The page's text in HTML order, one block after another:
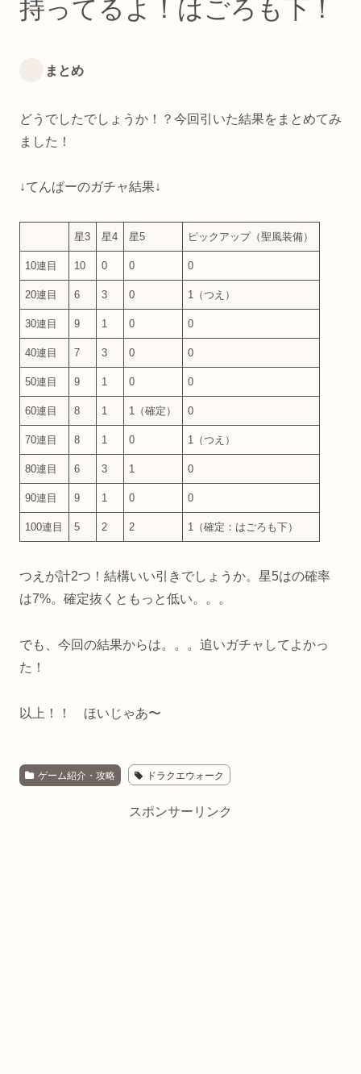
持ってるよ！はごろも下！
まとめ
どうでしたでしょうか！？今回引いた結果をまとめてみ
ました！
↓てんぱーのガチャ結果↓
星3 星4 星5 ピックアップ（聖風装備）
10連目 10 0 0 0
20連目 6 3 0 1（つえ）
30連目 9 1 0 0
40連目 7 3 0 0
50連目 9 1 0 0
60連目 8 1 1（確定） 0
70連目 8 1 0 1（つえ）
80連目 6 3 1 0
90連目 9 1 0 0
100連目 5 2 2 1（確定：はごろも下）
つえが計2つ！結構いい引きでしょうか。星5はの確率
は7%。確定抜くともっと低い。。。
でも、今回の結果からは。。。追いガチャしてよかっ
た！
以上！！ ほいじゃあ〜
ゲーム紹介・攻略 ドラクエウォーク
スポンサーリンク